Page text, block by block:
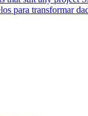
para transformar